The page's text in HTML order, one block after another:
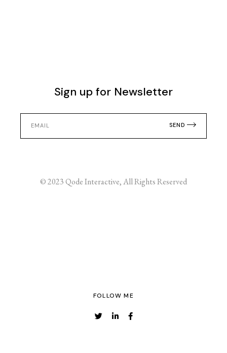
Sign up for Newsletter
SEND
© 2023Qode Interactive, All Rights Reserved
FOLLOW ME